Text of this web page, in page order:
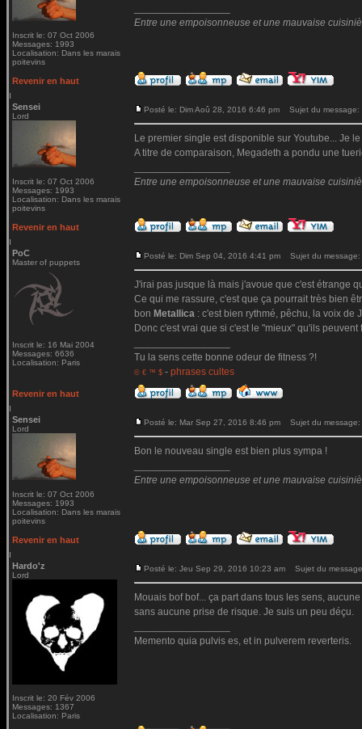
Inscrit le: 07 Oct 2006
Messages: 1993
Localisation: Dans les marais
poitevins
Entre une empoisonneuse et une mauvaise
Revenir en haut
Sensei
Lord
Inscrit le: 07 Oct 2006
Messages: 1993
Localisation: Dans les marais
poitevins
Posté le: Dim Aoû 28, 2016 6:46 pm Sujet du message:
Le premier single est disponible sur Youtube... Je
A titre de comparaison, Megadeth a pondu une
Entre une empoisonneuse et une mauvaise
Revenir en haut
PoC
Master of puppets
Inscrit le: 16 Mai 2004
Messages: 6636
Localisation: Paris
Posté le: Dim Sep 04, 2016 4:41 pm Sujet du message:
J'irai pas jusque là mais j'avoue que c'est étrange
Ce qui me rassure, c'est que ça pourrait très bien
bon Metallica : c'est bien rythmé, pêchu, la voix de
Donc c'est vrai que si c'est le "mieux" qu'ils
Tu la sens cette bonne odeur de fitness ?!
© € ™ $ - phrases cultes
Revenir en haut
Sensei
Lord
Inscrit le: 07 Oct 2006
Messages: 1993
Localisation: Dans les marais
poitevins
Posté le: Mar Sep 27, 2016 8:46 pm Sujet du message:
Bon le nouveau single est bien plus sympa !
Entre une empoisonneuse et une mauvaise
Revenir en haut
Hardo'z
Lord
Inscrit le: 20 Fév 2006
Messages: 1367
Localisation: Paris
Posté le: Jeu Sep 29, 2016 10:23 am Sujet du
Mouais bof bof... ça part dans tous les sens,
sans aucune prise de risque. Je suis un peu déçu.
Memento quia pulvis es, et in pulverem reverteris.